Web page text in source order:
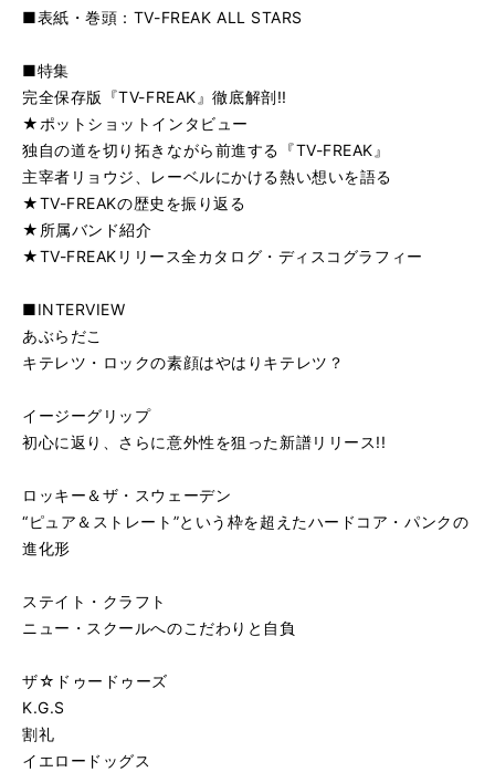
■表紙・巻頭：TV-FREAK ALL STARS
■特集
完全保存版『TV-FREAK』徹底解剖!!
★ポットショットインタビュー
独自の道を切り拓きながら前進する『TV-FREAK』
主宰者リョウジ、レーベルにかける熱い想いを語る
★TV-FREAKの歴史を振り返る
★所属バンド紹介
★TV-FREAKリリース全カタログ・ディスコグラフィー
■INTERVIEW
あぶらだこ
キテレツ・ロックの素顔はやはりキテレツ？
イージーグリップ
初心に返り、さらに意外性を狙った新譜リリース!!
ロッキー＆ザ・スウェーデン
“ピュア＆ストレート”という枠を超えたハードコア・パンクの
進化形
ステイト・クラフト
ニュー・スクールへのこだわりと自負
ザ☆ドゥードゥーズ
K.G.S
割礼
イエロードッグス